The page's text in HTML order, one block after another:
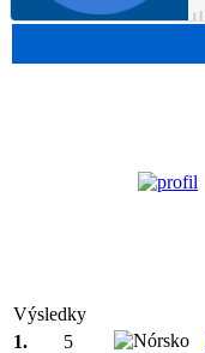
Výsledky
1.
5